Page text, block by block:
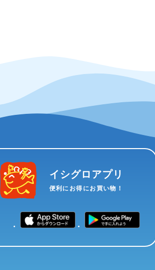
イシグロアプリ
便利にお得にお買い物！